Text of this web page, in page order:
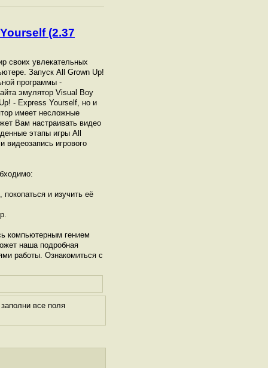
(2.37
своих увлекательных
Запуск All Grown Up!
программы -
эмулятор Visual Boy
- Express Yourself, но и
имеет несложные
Вам настраивать видео
этапы игры All
видеозапись игрового
и изучить её
компьютерным гением
наша подробная
работы. Ознакомиться с
все поля